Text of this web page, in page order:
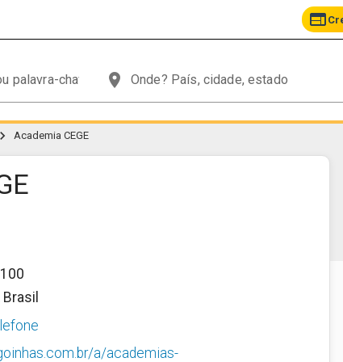
web
place
chevron_right Academia CEGE
Brasil
a/academias-